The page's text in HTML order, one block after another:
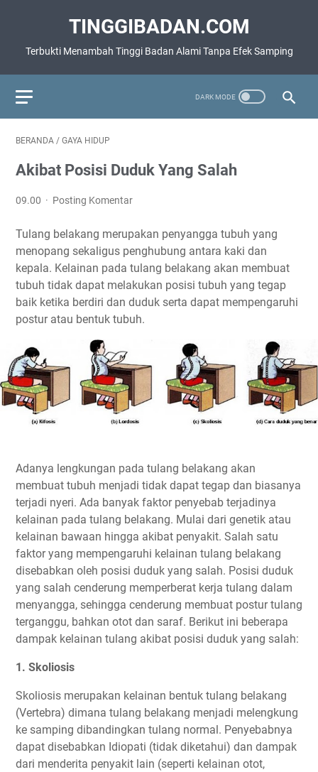
TINGGIBADAN.COM
Terbukti Menambah Tinggi Badan Alami Tanpa Efek Samping
BERANDA / GAYA HIDUP
Akibat Posisi Duduk Yang Salah
09.00 Posting Komentar
Tulang belakang merupakan penyangga tubuh yang
menopang sekaligus penghubung antara kaki dan
kepala. Kelainan pada tulang belakang akan membuat
tubuh tidak dapat melakukan posisi tubuh yang tegap
baik ketika berdiri dan duduk serta dapat mempengaruhi
postur atau bentuk tubuh.
Adanya lengkungan pada tulang belakang akan
membuat tubuh menjadi tidak dapat tegap dan biasanya
terjadi nyeri. Ada banyak faktor penyebab terjadinya
kelainan pada tulang belakang. Mulai dari genetik atau
kelainan bawaan hingga akibat penyakit. Salah satu
faktor yang mempengaruhi kelainan tulang belakang
disebabkan oleh posisi duduk yang salah. Posisi duduk
yang salah cenderung memperberat kerja tulang dalam
menyangga, sehingga cenderung membuat postur tulang
terganggu, bahkan otot dan saraf. Berikut ini beberapa
dampak kelainan tulang akibat posisi duduk yang salah:
1. Skoliosis
Skoliosis merupakan kelainan bentuk tulang belakang
(Vertebra) dimana tulang belakang menjadi melengkung
ke samping dibandingkan tulang normal. Penyebabnya
dapat disebabkan Idiopati (tidak diketahui) dan dampak
dari menderita penyakit lain (seperti kelainan otot,